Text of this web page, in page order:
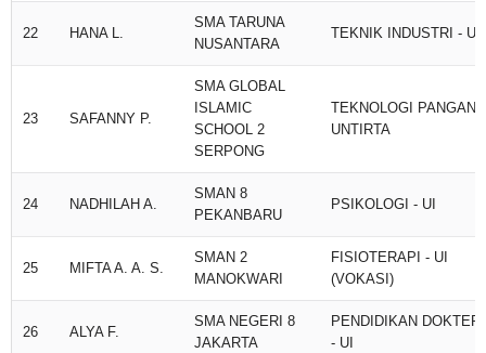
22 HANA L.
SMA TARUNA
NUSANTARA
TEKNIK INDUSTRI - UI
23 SAFANNY P.
SMA GLOBAL
ISLAMIC
SCHOOL 2
SERPONG
TEKNOLOGI PANGAN -
UNTIRTA
24 NADHILAH A.
SMAN 8
PEKANBARU
PSIKOLOGI - UI
25 MIFTA A. A. S.
SMAN 2
MANOKWARI
FISIOTERAPI - UI
(VOKASI)
26 ALYA F.
SMA NEGERI 8
JAKARTA
PENDIDIKAN DOKTER
- UI